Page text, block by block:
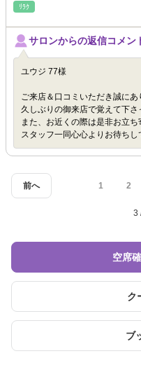
ﾘﾗｸ
サロンからの返信コメン
ユウジ 77様
ご来店＆口コミいただき誠に
久しぶりの御来店で覚えて下さ
また、お近くの際は是非お立ち
スタッフ一同心心よりお待ちし
前へ 1 2
3
空席
ク
ブ